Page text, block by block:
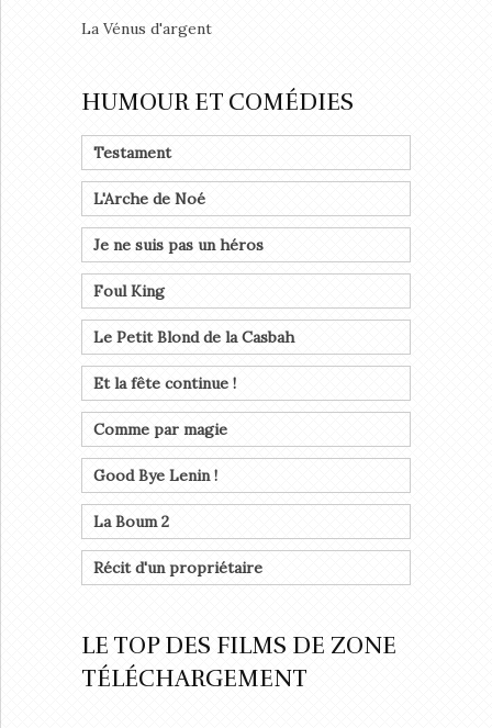
La Vénus d'argent
HUMOUR ET COMÉDIES
Testament
L'Arche de Noé
Je ne suis pas un héros
Foul King
Le Petit Blond de la Casbah
Et la fête continue !
Comme par magie
Good Bye Lenin !
La Boum 2
Récit d'un propriétaire
LE TOP DES FILMS DE ZONE
TÉLÉCHARGEMENT